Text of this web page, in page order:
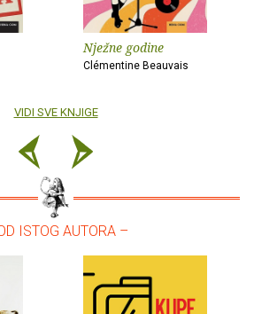
Nježne godine
Clémentine Beauvais
VIDI SVE KNJIGE
ISTOG AUTORA –